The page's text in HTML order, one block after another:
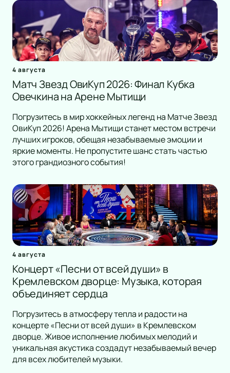
4 августа
Матч Звезд ОвиКуп 2026: Финал Кубка
Овечкина на Арене Мытищи
Погрузитесь в мир хоккейных легенд на Матче Звезд
ОвиКуп 2026! Арена Мытищи станет местом встречи
лучших игроков, обещая незабываемые эмоции и
яркие моменты. Не пропустите шанс стать частью
этого грандиозного события!
4 августа
Концерт «Песни от всей души» в
Кремлевском дворце: Музыка, которая
объединяет сердца
Погрузитесь в атмосферу тепла и радости на
концерте «Песни от всей души» в Кремлевском
дворце. Живое исполнение любимых мелодий и
уникальная акустика создадут незабываемый вечер
для всех любителей музыки.